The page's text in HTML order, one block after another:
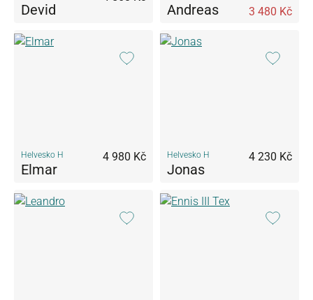
Devid Andreas 3 480 Kč
Helvesko H
Elmar
4 980 Kč Helvesko H
Jonas
4 230 Kč